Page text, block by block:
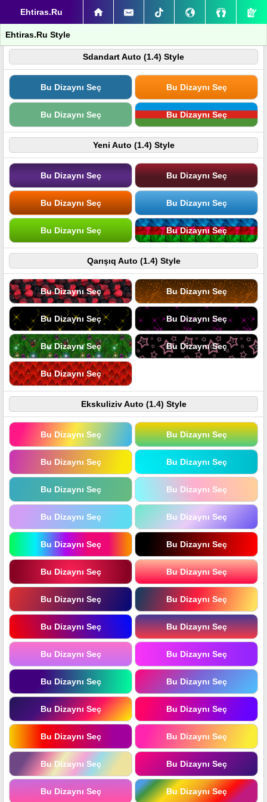
Ehtiras.Ru
Ehtiras.Ru Style
Sdandart Auto (1.4) Style
Bu Dizaynı Seç Bu Dizaynı Seç
Bu Dizaynı Seç Bu Dizaynı Seç
Yeni Auto (1.4) Style
Bu Dizaynı Seç Bu Dizaynı Seç
Bu Dizaynı Seç Bu Dizaynı Seç
Bu Dizaynı Seç Bu Dizaynı Seç
Qarışıq Auto (1.4) Style
Bu Dizaynı Seç Bu Dizaynı Seç
Bu Dizaynı Seç Bu Dizaynı Seç
Bu Dizaynı Seç Bu Dizaynı Seç
Bu Dizaynı Seç
Ekskuliziv Auto (1.4) Style
Bu Dizaynı Seç Bu Dizaynı Seç
Bu Dizaynı Seç Bu Dizaynı Seç
Bu Dizaynı Seç Bu Dizaynı Seç
Bu Dizaynı Seç Bu Dizaynı Seç
Bu Dizaynı Seç Bu Dizaynı Seç
Bu Dizaynı Seç Bu Dizaynı Seç
Bu Dizaynı Seç Bu Dizaynı Seç
Bu Dizaynı Seç Bu Dizaynı Seç
Bu Dizaynı Seç Bu Dizaynı Seç
Bu Dizaynı Seç Bu Dizaynı Seç
Bu Dizaynı Seç Bu Dizaynı Seç
Bu Dizaynı Seç Bu Dizaynı Seç
Bu Dizaynı Seç Bu Dizaynı Seç
Bu Dizaynı Seç Bu Dizaynı Seç